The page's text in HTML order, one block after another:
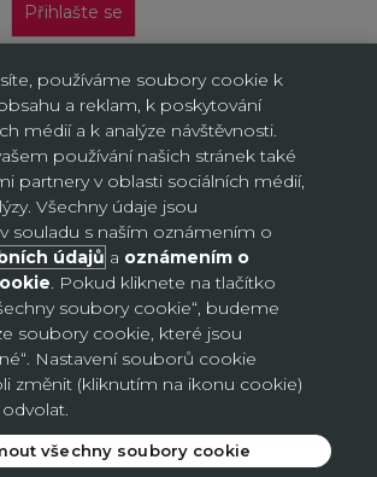
Přihlašte se
se jen na doručení na adresu a výdejní
doručované AL/AG. Kliknutím na
že jste si přečetli Oznámení o ochraně
údajů a souhlasíte s ním.
Nastavení souborů cookie
Česko (CZK Kč)
Země
Česko (CZK Kč)
Německo (EUR €)
používáme soubory cookie k
a reklam, k poskytování
médií a k analýze návštěvnosti.
používání našich stránek také
partnery v oblasti sociálních médií,
Všechny údaje jsou
souladu s naším oznámením o
údajů a oznámením o
. Pokud kliknete na tlačítko
soubory cookie“, budeme
soubory cookie, které jsou
Nastavení souborů cookie
změnit (kliknutím na ikonu cookie)
všechny soubory cookie